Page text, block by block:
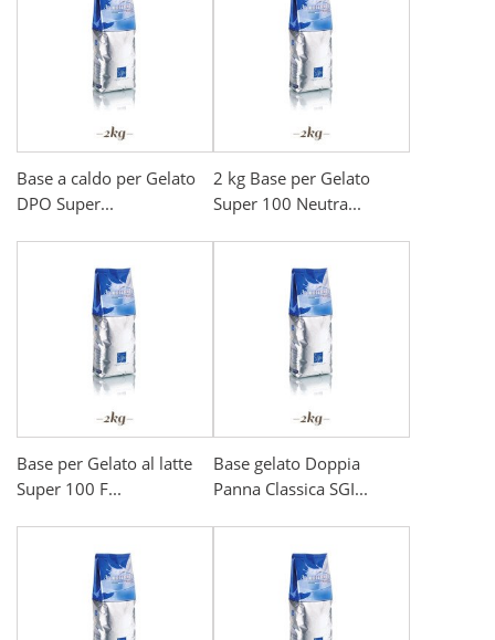
Base a caldo per Gelato
DPO Super...
2 kg Base per Gelato
Super 100 Neutra...
Base per Gelato al latte
Super 100 F...
Base gelato Doppia
Panna Classica SGI...